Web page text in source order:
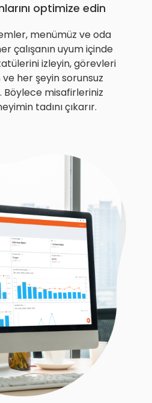
optimize edin
menümüz ve oda
çalışanın uyum içinde
izleyin, görevleri
her şeyin sorunsuz
Böylece misafirleriniz
tadını çıkarır.